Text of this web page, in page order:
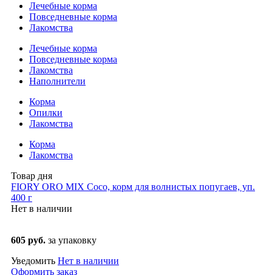
Лечебные корма
Повседневные корма
Лакомства
Лечебные корма
Повседневные корма
Лакомства
Наполнители
Корма
Опилки
Лакомства
Корма
Лакомства
Товар дня
FIORY ORO MIX Coco, корм для волнистых попугаев, уп.
400 г
Нет в наличии
605 руб. за упаковку
Уведомить Нет в наличии
Оформить заказ